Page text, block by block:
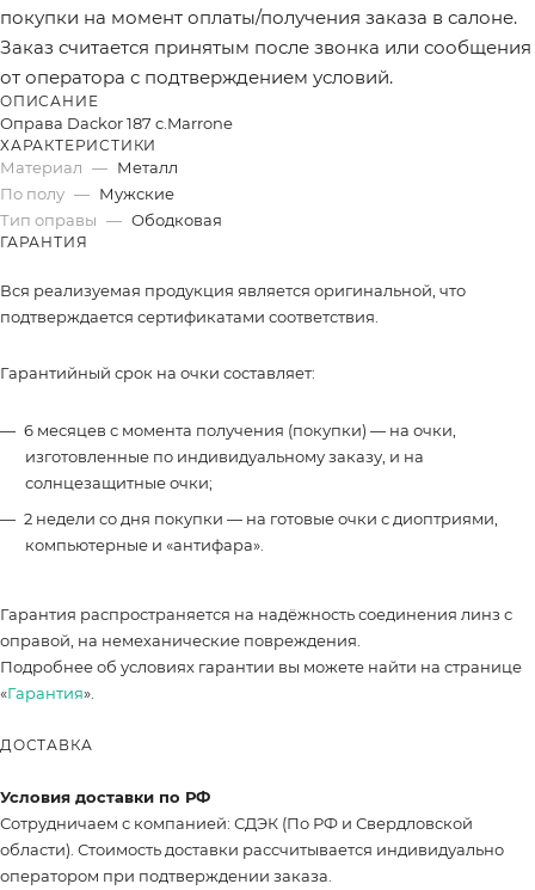
покупки на момент оплаты/получения заказа в салоне.
Заказ считается принятым после звонка или сообщения
от оператора с подтверждением условий.
ОПИСАНИЕ
Оправа Dackor 187 c.Marrone
ХАРАКТЕРИСТИКИ
Материал — Металл
По полу — Мужские
Тип оправы — Ободковая
ГАРАНТИЯ
Вся реализуемая продукция является оригинальной, что
подтверждается сертификатами соответствия.
Гарантийный срок на очки составляет:
6 месяцев с момента получения (покупки) — на очки,
изготовленные по индивидуальному заказу, и на
солнцезащитные очки;
2 недели со дня покупки — на готовые очки с диоптриями,
компьютерные и «антифара».
Гарантия распространяется на надёжность соединения линз с
оправой, на немеханические повреждения.
Подробнее об условиях гарантии вы можете найти на странице
«Гарантия».
ДОСТАВКА
Условия доставки по РФ
Сотрудничаем с компанией: СДЭК (По РФ и Свердловской
области). Стоимость доставки рассчитывается индивидуально
оператором при подтверждении заказа.